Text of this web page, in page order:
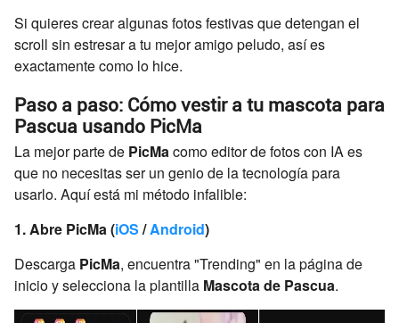
Si quieres crear algunas fotos festivas que detengan el
scroll sin estresar a tu mejor amigo peludo, así es
exactamente como lo hice.
Paso a paso: Cómo vestir a tu mascota para
Pascua usando PicMa
La mejor parte de PicMacomo editor de fotos con IA es
que no necesitas ser un genio de la tecnología para
usarlo. Aquí está mi método infalible:
1. Abre PicMa (iOS /Android)
Descarga PicMa, encuentra "Trending" en la página de
inicio y selecciona la plantilla Mascota de Pascua.